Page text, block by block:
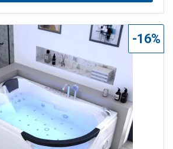
+ : ses éclairages chaleureux pour une
-16%